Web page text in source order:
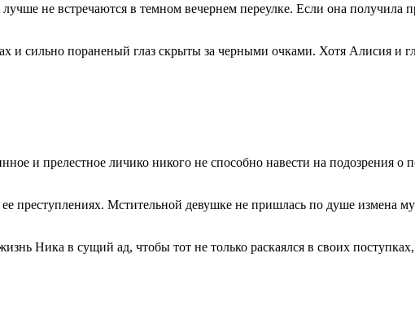
не встречаются в темном вечернем переулке. Если она получила
сильно пораненый глаз скрыты за черными очками. Хотя Алисия и
и прелестное личико никого не способно навести на подозрения о
преступлениях. Мстительной девушке не пришлась по душе измена
Ника в сущий ад, чтобы тот не только раскаялся в своих